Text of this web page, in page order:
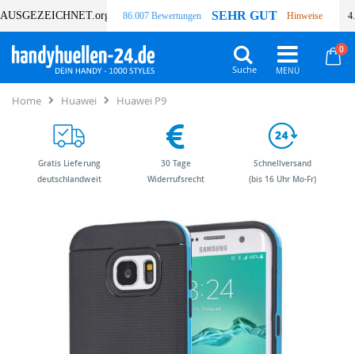
AUSGEZEICHNET.org 86.007 Bewertungen SEHR GUT Hinweise
0
Suche
Home Huawei Huawei P9
Gratis Lieferung
deutschlandweit
30 Tage
Widerrufsrecht
Schnellversand
(bis 16 Uhr Mo-Fr)